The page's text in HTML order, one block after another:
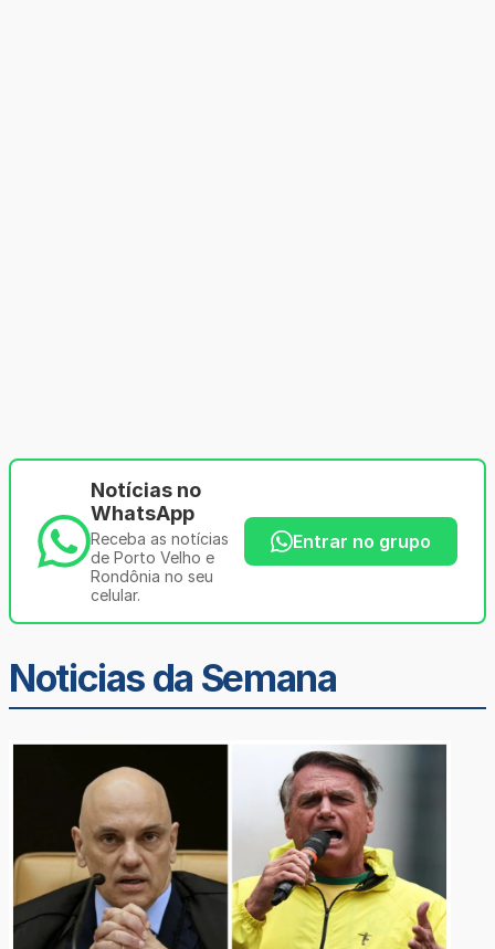
Notícias no
WhatsApp
Receba as notícias
de Porto Velho e
Rondônia no seu
celular.
Entrar no grupo
Noticias da Semana